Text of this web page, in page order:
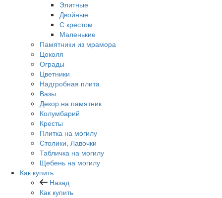
Элитные
Двойные
С крестом
Маленькие
Памятники из мрамора
Цоколя
Ограды
Цветники
Надгробная плита
Вазы
Декор на памятник
Колумбарий
Кресты
Плитка на могилу
Столики, Лавочки
Табличка на могилу
Щебень на могилу
Как купить
Назад
Как купить